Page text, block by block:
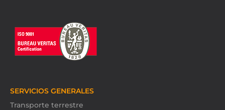
SERVICIOS GENERALES
Transporte terrestre